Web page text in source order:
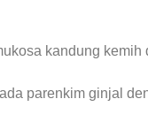
kandung
parenkim ginjal